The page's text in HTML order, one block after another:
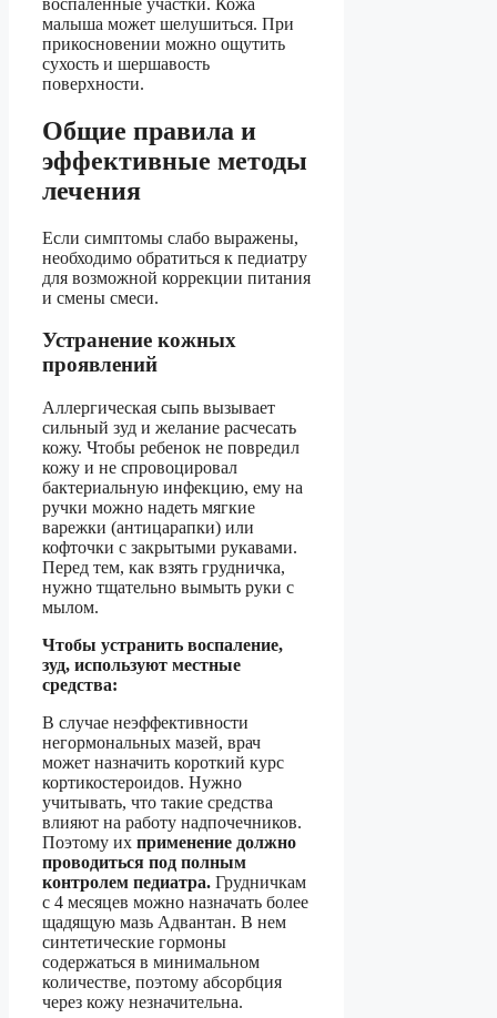
малыша может шелушиться. При
прикосновении можно ощутить
сухость и шершавость
поверхности.
Общие правила и
эффективные методы
лечения
Если симптомы слабо выражены,
необходимо обратиться к педиатру
для возможной коррекции питания
и смены смеси.
Устранение кожных
проявлений
Аллергическая сыпь вызывает
сильный зуд и желание расчесать
кожу. Чтобы ребенок не повредил
кожу и не спровоцировал
бактериальную инфекцию, ему на
ручки можно надеть мягкие
варежки (антицарапки) или
кофточки с закрытыми рукавами.
Перед тем, как взять грудничка,
нужно тщательно вымыть руки с
мылом.
Чтобы устранить воспаление,
зуд, используют местные
средства:
В случае неэффективности
негормональных мазей, врач
может назначить короткий курс
кортикостероидов. Нужно
учитывать, что такие средства
влияют на работу надпочечников.
Поэтому их применение должно
проводиться под полным
контролем педиатра. Грудничкам
с 4 месяцев можно назначать более
щадящую мазь Адвантан. В нем
синтетические гормоны
содержаться в минимальном
количестве, поэтому абсорбция
через кожу незначительна.